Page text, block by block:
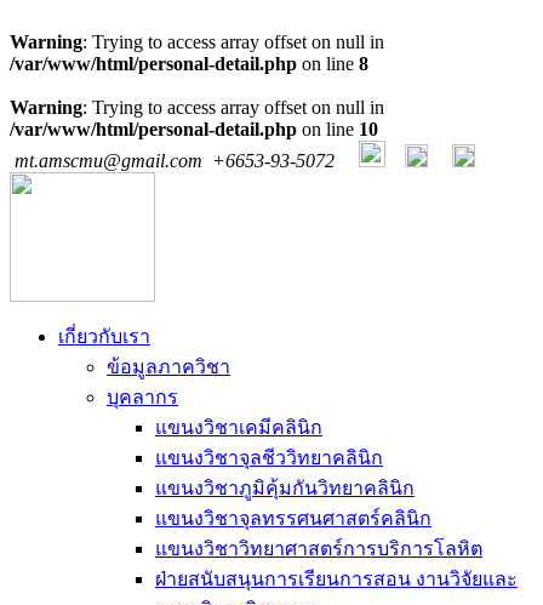
Warning: Trying to access array offset on null in
/var/www/html/personal-detail.php on line 8
Warning: Trying to access array offset on null in
/var/www/html/personal-detail.php on line 10
mt.amscmu@gmail.com +6653-93-5072
เกี่ยวกับเรา
ข้อมูลภาควิชา
บุคลากร
แขนงวิชาเคมีคลินิก
แขนงวิชาจุลชีววิทยาคลินิก
แขนงวิชาภูมิคุ้มกันวิทยาคลินิก
แขนงวิชาจุลทรรศนศาสตร์คลินิก
แขนงวิชาวิทยาศาสตร์การบริการโลหิต
ฝ่ายสนับสนุนการเรียนการสอน งานวิจัยและ